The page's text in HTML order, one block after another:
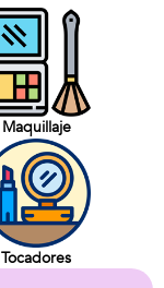
Maquillaje
Tocadores